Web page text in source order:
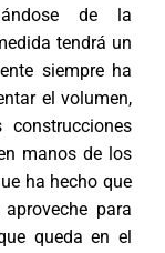
de la
tendrá un
siempre ha
el volumen,
manos de los
ha hecho que
para
queda en el